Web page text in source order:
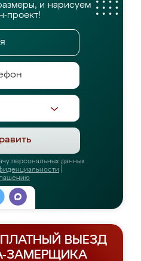
и нарисуем
проект!
персональных данных
ВЫЕЗД
ЗАМЕРЩИКА